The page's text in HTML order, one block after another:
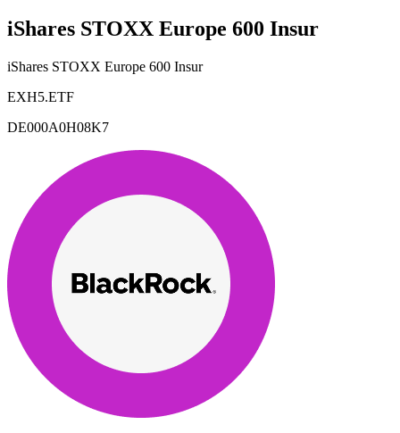
iShares STOXX Europe 600 Insur
iShares STOXX Europe 600 Insur
EXH5.ETF
DE000A0H08K7